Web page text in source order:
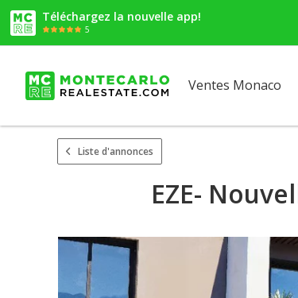
Téléchargez la nouvelle app!
5
Ventes Monaco
Liste d'annonces
EZE-